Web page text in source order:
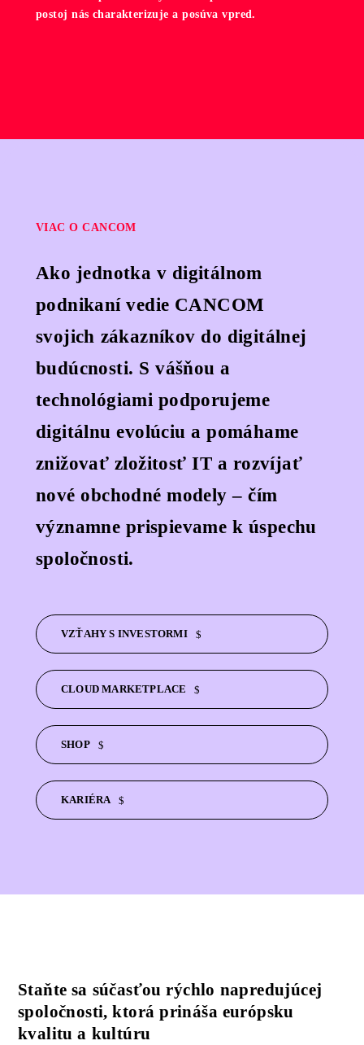
postoj nás charakterizuje a posúva vpred.
VIAC O CANCOM
Ako jednotka v digitálnom
podnikaní vedie CANCOM
svojich zákazníkov do digitálnej
budúcnosti. S vášňou a
technológiami podporujeme
digitálnu evolúciu a pomáhame
znižovať zložitosť IT a rozvíjať
nové obchodné modely – čím
významne prispievame k úspechu
spoločnosti.
VZŤAHY S INVESTORMI
CLOUD MARKETPLACE
SHOP
KARIÉRA
Staňte sa súčasťou rýchlo napredujúcej
spoločnosti, ktorá prináša európsku
kvalitu a kultúru